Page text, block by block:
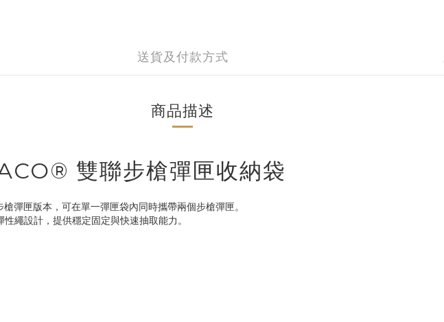
送貨及付款方式
商品描述
雙聯步槍彈匣收納袋
匣版本，可在單一彈匣袋內同時攜帶兩個步槍彈匣。
設計，提供穩定固定與快速抽取能力。